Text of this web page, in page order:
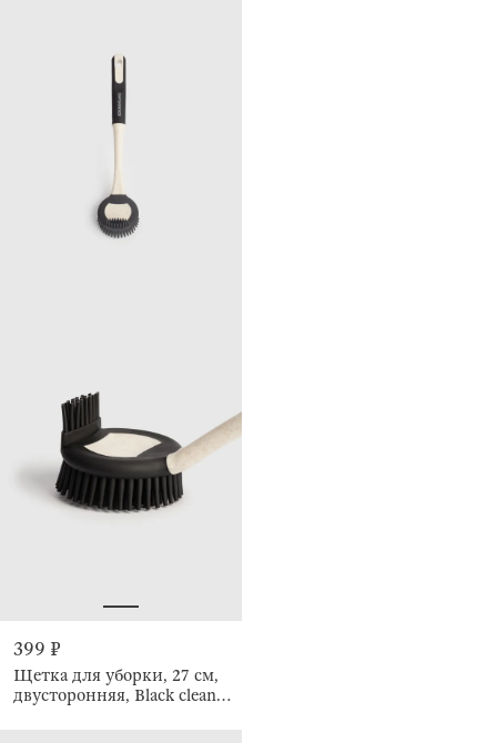
399 ₽
Щетка для уборки, 27 см,
двусторонняя, Black clean